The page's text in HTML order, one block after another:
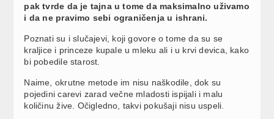
pak tvrde da je tajna u tome da maksimalno uživamo
i da ne pravimo sebi ograničenja u ishrani.
Poznati su i slučajevi, koji govore o tome da su se
kraljice i princeze kupale u mleku ali i u krvi devica, kako
bi pobedile starost.
Naime, okrutne metode im nisu naškodile, dok su
pojedini carevi zarad večne mladosti ispijali i malu
količinu žive. Očigledno, takvi pokušaji nisu uspeli.